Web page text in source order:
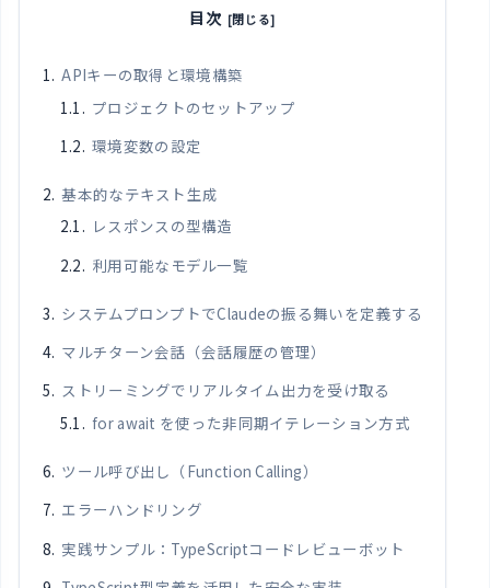
目次
APIキーの取得と環境構築
プロジェクトのセットアップ
環境変数の設定
基本的なテキスト生成
レスポンスの型構造
利用可能なモデル一覧
システムプロンプトでClaudeの振る舞いを定義する
マルチターン会話（会話履歴の管理）
ストリーミングでリアルタイム出力を受け取る
for await を使った非同期イテレーション方式
ツール呼び出し（Function Calling）
エラーハンドリング
実践サンプル：TypeScriptコードレビューボット